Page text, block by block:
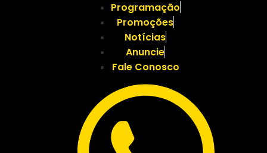
Programação
Promoções
Notícias
Anuncie
Fale Conosco